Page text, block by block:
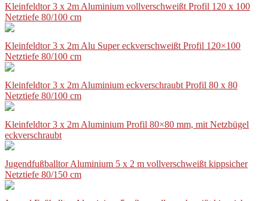
Kleinfeldtor 3 x 2m Aluminium vollverschweißt Profil 120 x 100
Netztiefe 80/100 cm
Kleinfeldtor 3 x 2m Alu Super eckverschweißt Profil 120×100
Netztiefe 80/100 cm
Kleinfeldtor 3 x 2m Aluminium eckverschraubt Profil 80 x 80
Netztiefe 80/100 cm
Kleinfeldtor 3 x 2m Aluminium Profil 80×80 mm, mit Netzbügel
eckverschraubt
Jugendfußballtor Aluminium 5 x 2 m vollverschweißt kippsicher
Netztiefe 80/150 cm